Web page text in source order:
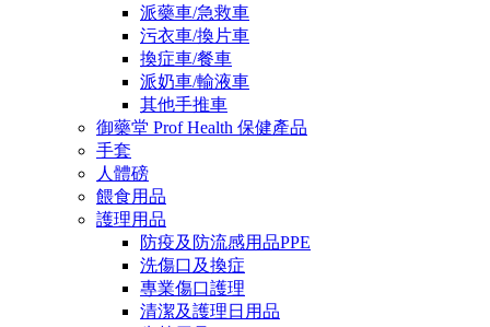
派藥車/急救車
污衣車/換片車
換症車/餐車
派奶車/輸液車
其他手推車
御藥堂 Prof Health 保健產品
手套
人體磅
餵食用品
護理用品
防疫及防流感用品PPE
洗傷口及換症
專業傷口護理
清潔及護理日用品